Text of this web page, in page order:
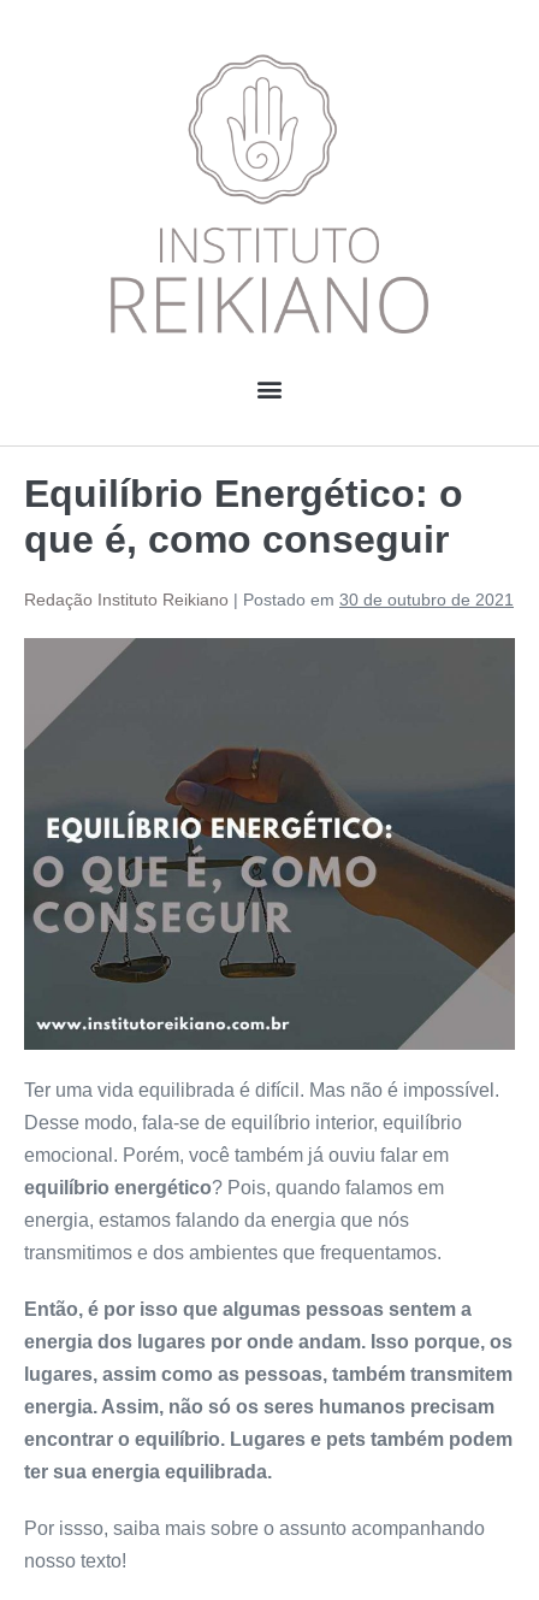
Equilíbrio Energético: o
que é, como conseguir
Redação Instituto Reikiano | Postado em 30 de outubro de 2021
Ter uma vida equilibrada é difícil. Mas não é impossível.
Desse modo, fala-se de equilíbrio interior, equilíbrio
emocional. Porém, você também já ouviu falar em
equilíbrio energético? Pois, quando falamos em
energia, estamos falando da energia que nós
transmitimos e dos ambientes que frequentamos.
Então, é por isso que algumas pessoas sentem a
energia dos lugares por onde andam. Isso porque, os
lugares, assim como as pessoas, também transmitem
energia. Assim, não só os seres humanos precisam
encontrar o equilíbrio. Lugares e pets também podem
ter sua energia equilibrada.
Por issso, saiba mais sobre o assunto acompanhando
nosso texto!